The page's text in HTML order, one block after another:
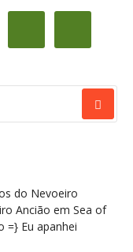
do Nevoeiro
Ancião em Sea of
=} Eu apanhei